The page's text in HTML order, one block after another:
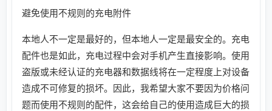
避免使用不规则的充电附件
本地人不一定是最好的，但本地人一定是最安全的。充电
配件也是如此，充电过程中会对手机产生直接影响。使用
盗版或未经认证的充电器和数据线将在一定程度上对设备
造成不可修复的损坏。因此，我希望大家不要因为价格问
题而使用不规则的配件，这会给自己的使用造成巨大的损